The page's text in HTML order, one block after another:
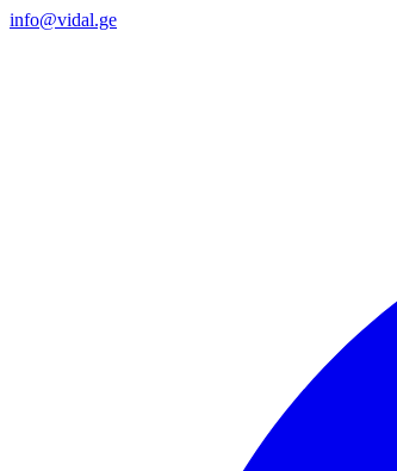
info@vidal.ge